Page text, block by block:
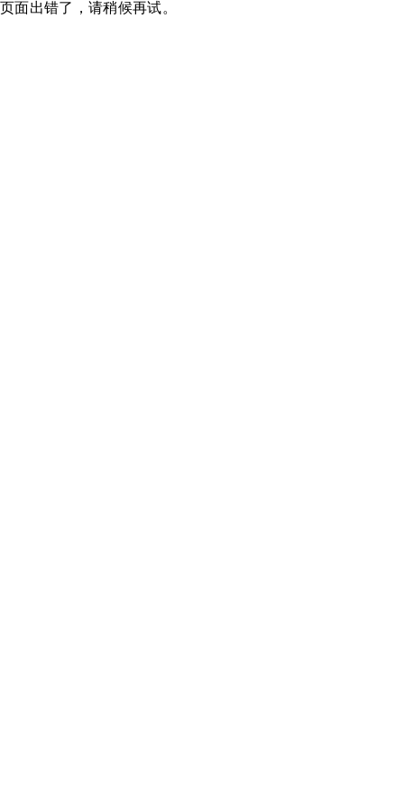
页面出错了，请稍候再试。